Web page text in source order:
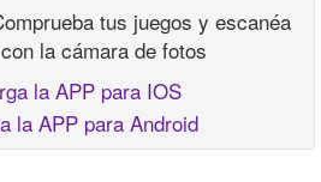
tus juegos y escanéa
la cámara de fotos